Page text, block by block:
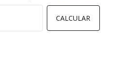
CALCULAR